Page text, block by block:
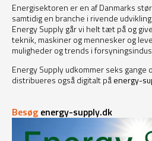
Energisektoren er en af Danmarks
samtidig en branche i rivende
Energy Supply går vi helt tæt på og
teknik, maskiner og mennesker og
muligheder og trends i
Energy Supply udkommer seks gange
distribueres også digitalt påenergy-
Besøg energy-supply.dk